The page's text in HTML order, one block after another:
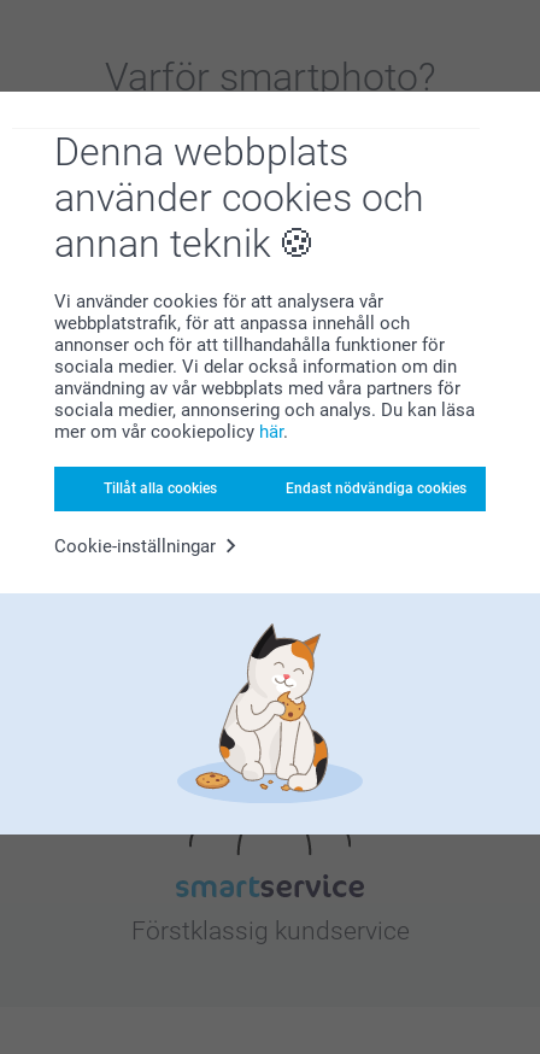
Denna webbplats
använder cookies och
annan teknik
Vi använder cookies för att analysera vår
webbplatstrafik, för att anpassa innehåll och
annonser och för att tillhandahålla funktioner för
sociala medier. Vi delar också information om din
användning av vår webbplats med våra partners för
sociala medier, annonsering och analys. Du kan läsa
mer om vår cookiepolicy här.
Tillåt alla cookies Endast nödvändiga cookies
Cookie-inställningar
Varför smartphoto?
Nöjd kundgaranti
Bonus på alla dina köp
Letar du efter inspiration?
Förstklassig kundservice